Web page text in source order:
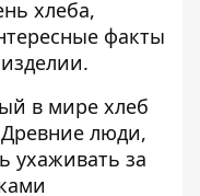
хлеба,
факты
в мире хлеб
люди,
ухаживать за